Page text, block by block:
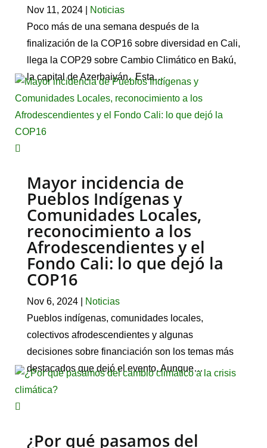
Nov 11, 2024|
Noticias
Poco más de una semana después de la
finalización de la COP16 sobre diversidad en Cali,
llega la COP29 sobre Cambio Climático en Bakú,
la capital de Azerbaiyán. Esta…
Mayor incidencia de
Pueblos Indígenas y
Comunidades Locales,
reconocimiento a los
Afrodescendientes y el
Fondo Cali: lo que dejó la
COP16
Nov 6, 2024|
Noticias
Pueblos indígenas, comunidades locales,
colectivos afrodescendientes y algunas
decisiones sobre financiación son los temas más
destacados que dejó el evento. Aunque…
¿Por qué pasamos del